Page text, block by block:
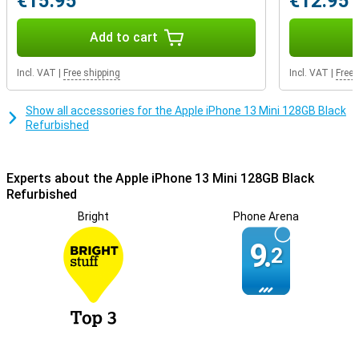
De oplaadconnector is het onderdeel van je smartphone wat
standaard het snelst kapot gaat. Zorg ervoor dat die van jou veel
minder slijt met deze smartphone. Hij kan namelijk ook draadloos
opladen zodat je niet elke keer gebruik hoeft te maken van je
oplaadconnector.
Add to cart
Incl. VAT Free shipping Incl. VAT Free
Show all accessories for the Apple iPhone 13 Mini 128GB Black
Refurbished
Experts about the Apple iPhone 13 Mini 128GB Black
Refurbished
Bright Phone Arena
9.2